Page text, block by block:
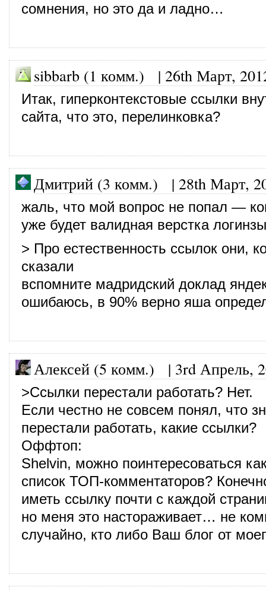
сомнения, но это да и ладно…
sibbarb (1 комм.) | 26th Март,
Итак, гиперконтекстовые ссылки
сайта, что это, перелинковка?
Дмитрий (3 комм.) | 28th Март,
жаль, что мой вопрос не попал —
уже будет валидная верстка
> Про естественность ссылок они,
сказали
вспомните мадридский доклад
ошибаюсь, в 90% верно яша
Алексей (5 комм.) | 3rd Апрель,
>Ссылки перестали работать? Нет.
Если честно не совсем понял, что
перестали работать, какие ссылки?
Оффтоп:
Shelvin, можно поинтересоваться
список ТОП-комментаторов?
иметь ссылку почти с каждой
но меня это настораживает… не
случайно, кто либо Ваш блог от